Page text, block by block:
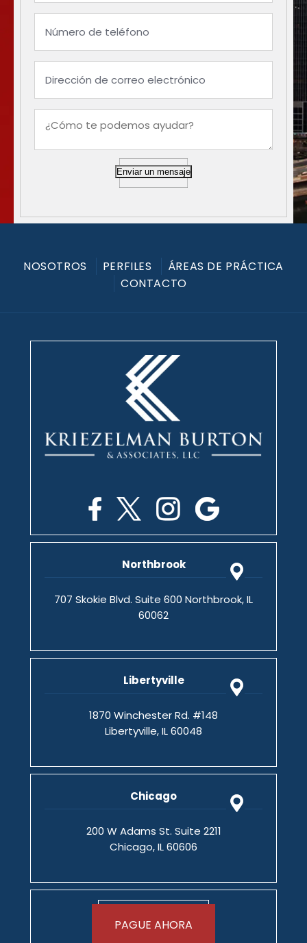
Enviar un mensaje
NOSOTROS PERFILES
ÁREAS DE PRÁCTICA
CONTACTO
Northbrook
707 Skokie Blvd. Suite 600 Northbrook, IL
60062
Libertyville
1870 Winchester Rd. #148
Libertyville, IL 60048
Chicago
200 W Adams St. Suite 2211
Chicago, IL 60606
PAGUE AHORA